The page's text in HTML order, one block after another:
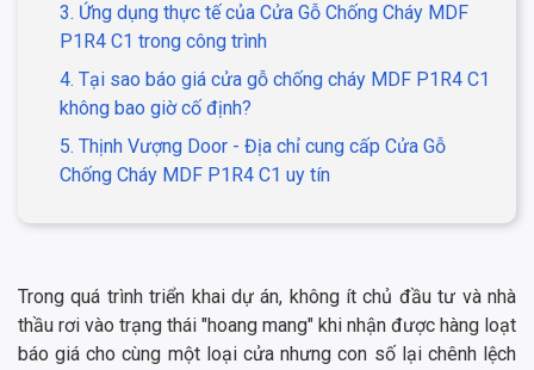
3. Ứng dụng thực tế của Cửa Gỗ Chống Cháy MDF
P1R4 C1 trong công trình
4. Tại sao báo giá cửa gỗ chống cháy MDF P1R4 C1
không bao giờ cố định?
5. Thịnh Vượng Door - Địa chỉ cung cấp Cửa Gỗ
Chống Cháy MDF P1R4 C1 uy tín
Trong quá trình triển khai dự án, không ít chủ đầu tư và nhà
thầu rơi vào trạng thái "hoang mang" khi nhận được hàng loạt
báo giá cho cùng một loại cửa nhưng con số lại chênh lệch